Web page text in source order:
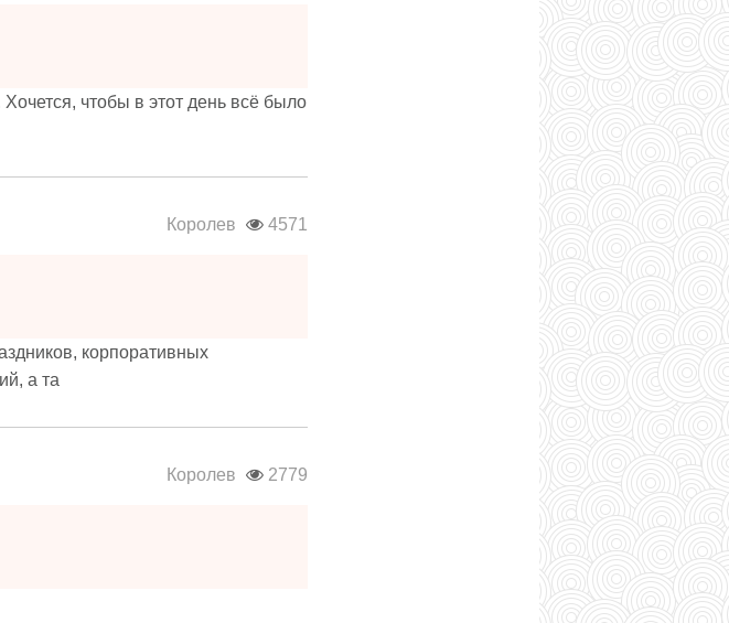
чтобы в этот день всё было
Королев 4571
корпоративных
а та
Королев 2779